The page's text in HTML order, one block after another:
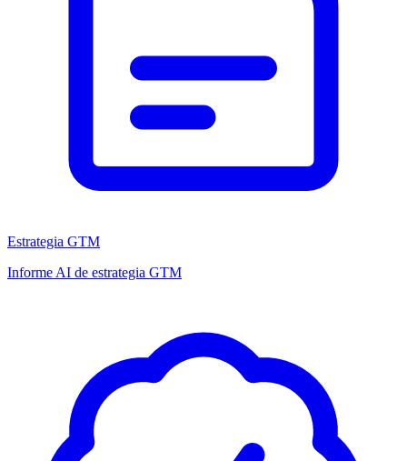
Estrategia GTM
Informe AI de estrategia GTM